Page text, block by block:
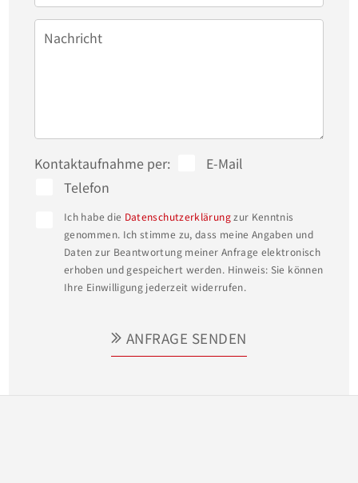
Nachricht
Kontaktaufnahme per:
E-Mail
Telefon
Ich habe die Datenschutzerklärungzur Kenntnis
genommen. Ich stimme zu, dass meine Angaben und
Daten zur Beantwortung meiner Anfrage elektronisch
erhoben und gespeichert werden. Hinweis: Sie können
Ihre Einwilligung jederzeit widerrufen.
ANFRAGE SENDEN